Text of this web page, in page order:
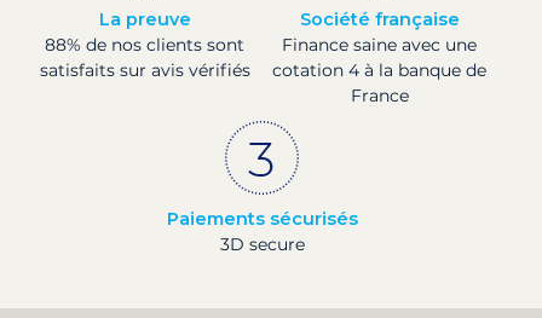
La preuve
88% de nos clients sont
satisfaits sur avis vérifiés
Société française
Finance saine avec une
cotation 4 à la banque de
France
Paiements sécurisés
3D secure